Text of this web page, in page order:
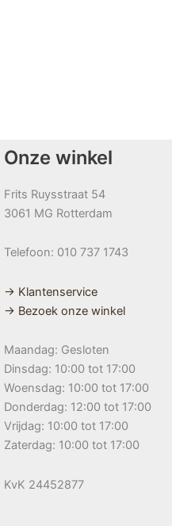
Onze winkel
Frits Ruysstraat 54
3061 MG Rotterdam
Telefoon: 010 737 1743
→ Klantenservice
→ Bezoek onze winkel
Maandag: Gesloten
Dinsdag: 10:00 tot 17:00
Woensdag: 10:00 tot 17:00
Donderdag: 12:00 tot 17:00
Vrijdag: 10:00 tot 17:00
Zaterdag: 10:00 tot 17:00
KvK 24452877